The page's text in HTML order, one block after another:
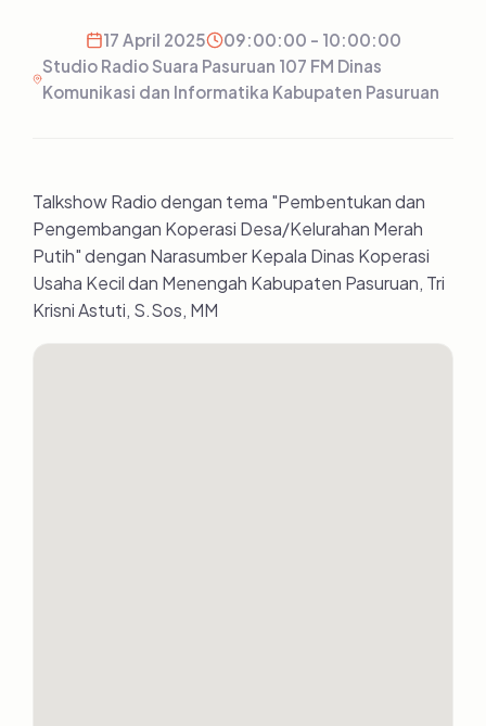
17 April 2025
09:00:00 - 10:00:00
Studio Radio Suara Pasuruan 107 FM Dinas
Komunikasi dan Informatika Kabupaten Pasuruan
Talkshow Radio dengan tema "Pembentukan dan
Pengembangan Koperasi Desa/Kelurahan Merah
Putih" dengan Narasumber Kepala Dinas Koperasi
Usaha Kecil dan Menengah Kabupaten Pasuruan, Tri
Krisni Astuti, S.Sos, MM